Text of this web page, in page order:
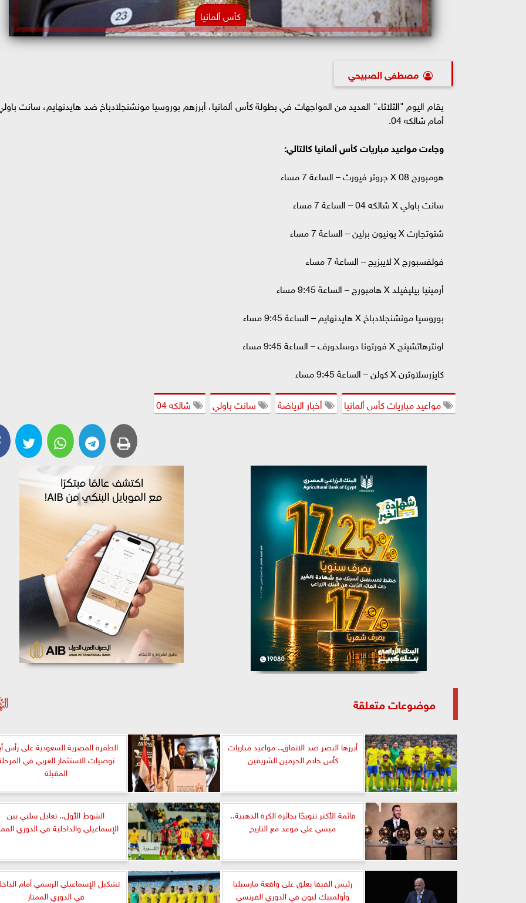
كأس ألمانيا
مصطفى الصبيحي
يقام اليوم "الثلاثاء" العديد من المواجهات في بطولة كأس ألمانيا، أبرزهم بوروسيا مونشنجلادباخ ضد هايدنهايم، سانت
أمام شالكه 04.
وجاءت مواعيد مباريات كأس ألمانيا كالتالي:
هومبورج 08 X جروتر فيورث – الساعة 7 مساء
سانت باولي X شالكه 04 – الساعة 7 مساء
شتوتجارت X يونيون برلين – الساعة 7 مساء
فولفسبورج X لايبزيج – الساعة 7 مساء
أرمينيا بيليفيلد X هامبورج – الساعة 9:45 مساء
بوروسيا مونشنجلادباخ X هايدنهايم – الساعة 9:45 مساء
اونترهاتشينج X فورتونا دوسلدورف – الساعة 9:45 مساء
كايزرسلاوترن X كولن – الساعة 9:45 مساء
مواعيد مباريات كأس ألمانيا
أخبار الرياضة سانت باولي شالكه 04
موضوعات متعلقة
أبرزها النصر ضد الاتفاق.. مواعيد مباريات
كأس خادم الحرمين الشريفين
الطفرة المصرية السعودية على رأس
توصيات الاستثمار العربي في
المقبلة
قائمة الأكثر تتويجًا بجائزة الكرة الذهبية..
ميسي على موعد مع التاريخ
الشوط الأول.. تعادل سلبي بين
الإسماعيلي والداخلية في الدوري
رئيس الفيفا يعلق على واقعة مارسيليا
وأولمبيك ليون في الدوري الفرنسي
تشكيل الإسماعيلي الرسمي أمام
في الدوري الممتاز